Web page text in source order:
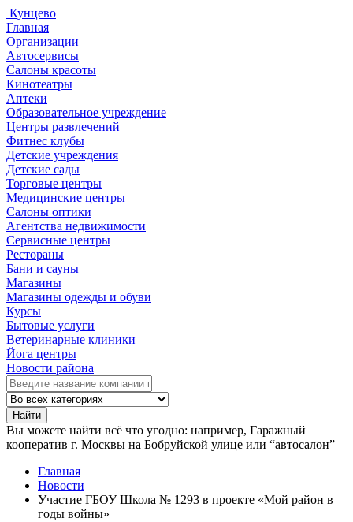
Кунцево
Главная
Организации
Автосервисы
Салоны красоты
Кинотеатры
Аптеки
Образовательное учреждение
Центры развлечений
Фитнес клубы
Детские учреждения
Детские сады
Торговые центры
Медицинские центры
Салоны оптики
Агентства недвижимости
Сервисные центры
Рестораны
Бани и сауны
Магазины
Магазины одежды и обуви
Курсы
Бытовые услуги
Ветеринарные клиники
Йога центры
Новости района
Найти
Вы можете найти всё что угодно: например, Гаражный
кооператив г. Москвы на Бобруйской улице или “автосалон”
Главная
Новости
Участие ГБОУ Школа № 1293 в проекте «Мой район в
годы войны»